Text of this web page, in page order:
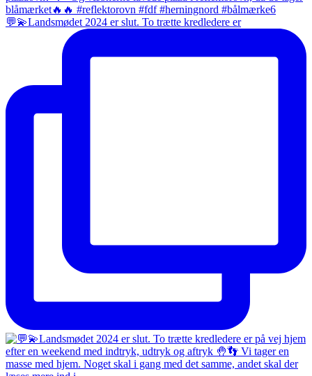
💬💫Landsmødet 2024 er slut. To trætte kredledere er